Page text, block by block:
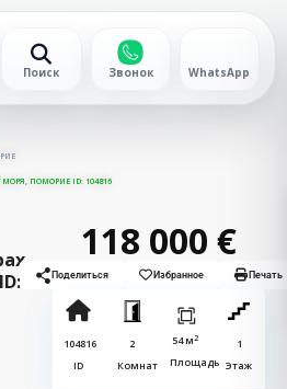
Поиск Звонок WhatsApp
ПОМОРИЕ ID: 104816
118 000 €
Поделиться Избранное Печать
104816
ID
2
Комнат
54 м2
Площадь
1
Этаж